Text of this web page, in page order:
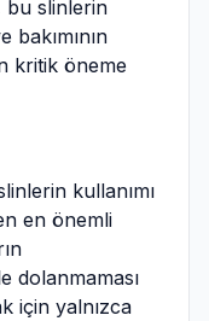
bu slinlerin
bakımının
kritik öneme
kullanımı
en önemli
dolanmaması
için yalnızca